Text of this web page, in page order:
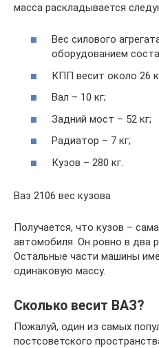
масса раскладывается
Вес силового
оборудованием
КПП весит около 26
Вал – 10 кг;
Задний мост – 52 кг;
Радиатор – 7 кг;
Кузов – 280 кг.
Ваз 2106 вес кузова
Получается, что кузов –
автомобиля. Он ровно в два
Остальные части машины
одинаковую массу.
Сколько весит ВАЗ?
Пожалуй, один из самых
постсоветского